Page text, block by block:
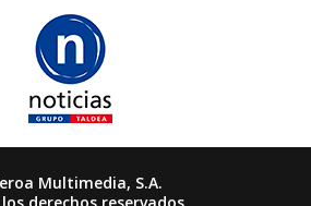
Multimedia, S.A.